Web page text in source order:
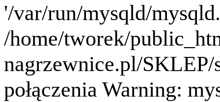
'/var/run/mysqld/
/home/tworek/
nagrzewnice.pl/
połączenia Warning: